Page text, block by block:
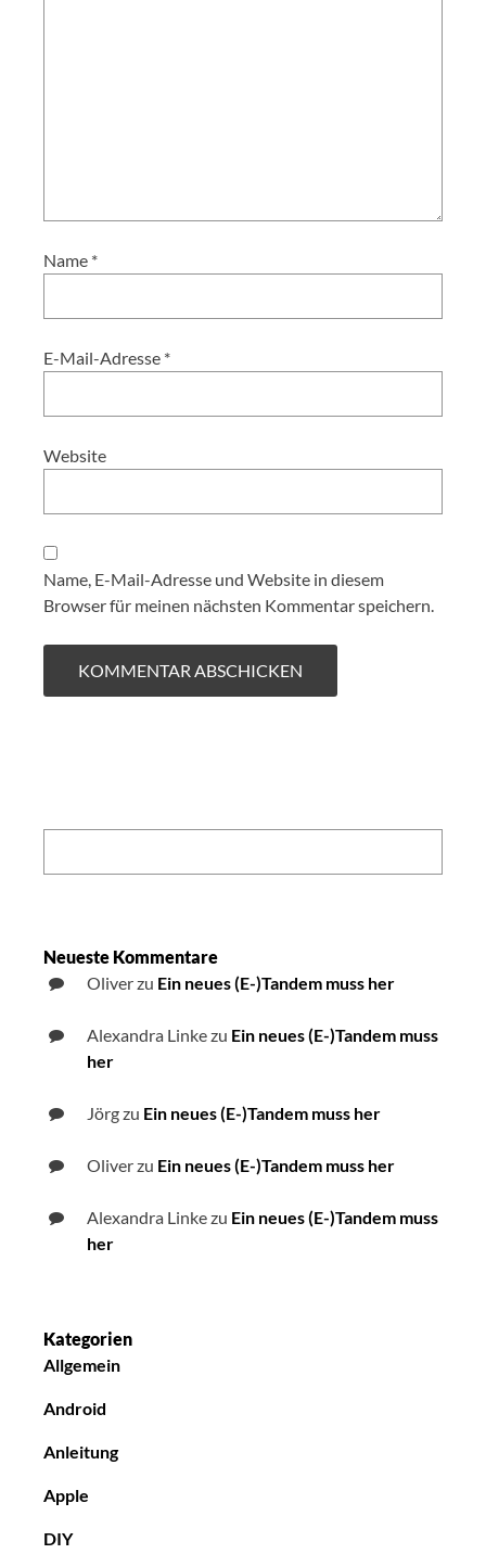
Name *
E-Mail-Adresse *
Website
Name, E-Mail-Adresse und Website in diesem
Browser für meinen nächsten Kommentar speichern.
Neueste Kommentare
Oliverzu Ein neues (E-)Tandem muss her
Alexandra Linkezu Ein neues (E-)Tandem muss
her
Jörgzu Ein neues (E-)Tandem muss her
Oliverzu Ein neues (E-)Tandem muss her
Alexandra Linkezu Ein neues (E-)Tandem muss
her
Kategorien
Allgemein
Android
Anleitung
Apple
DIY